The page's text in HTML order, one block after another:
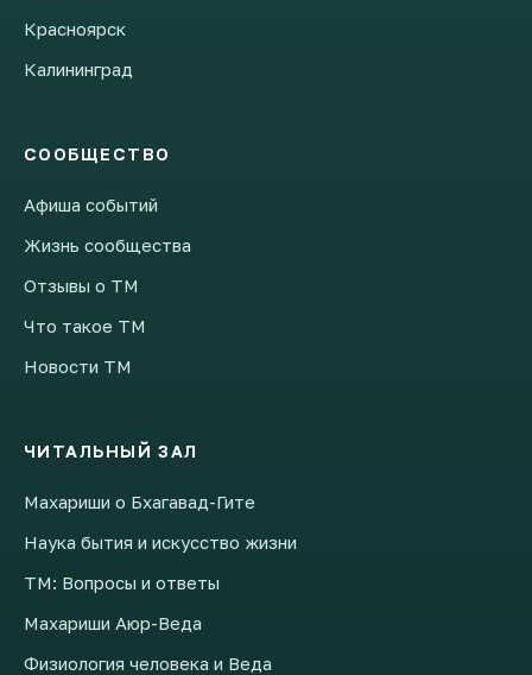
Красноярск
Калининград
СООБЩЕСТВО
Афиша событий
Жизнь сообщества
Отзывы о ТМ
Что такое ТМ
Новости ТМ
ЧИТАЛЬНЫЙ ЗАЛ
Махариши о Бхагавад-Гите
Наука бытия и искусство жизни
ТМ: Вопросы и ответы
Махариши Аюр-Веда
Физиология человека и Веда